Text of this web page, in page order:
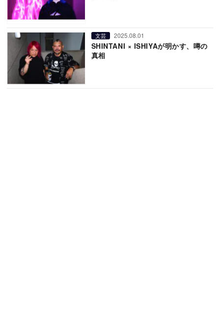
文芸 2025.08.01
SHINTANI × ISHIYAが明かす、噂の
真相